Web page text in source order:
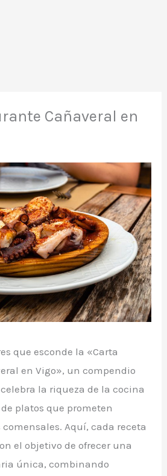
Cañaveral en
que esconde la «Carta
en Vigo», un compendio
la riqueza de la cocina
platos que prometen
Aquí, cada receta
el objetivo de ofrecer una
única, combinando